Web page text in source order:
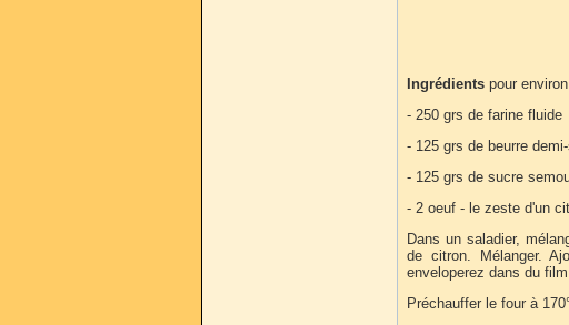
Ingrédients pour
- 250 grs de farine fluide
- 125 grs de beurre
- 125 grs de sucre
- 2 oeuf - le zeste d'un
Dans un saladier,
de citron. Mélanger.
enveloperez dans du
Préchauffer le four à